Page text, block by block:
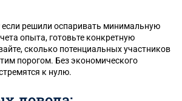
если решили оспаривать минимальную
опыта, готовьте конкретную
сколько потенциальных участников
порогом. Без экономического
к нулю.